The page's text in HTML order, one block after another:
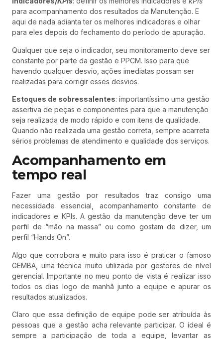
para acompanhamento dos resultados da Manutenção. E
aqui de nada adianta ter os melhores indicadores e olhar
para eles depois do fechamento do período de apuração.
Qualquer que seja o indicador, seu monitoramento deve ser
constante por parte da gestão e PPCM. Isso para que
havendo qualquer desvio, ações imediatas possam ser
realizadas para corrigir esses desvios.
Estoques de sobressalentes: importantíssimo uma gestão
assertiva de peças e componentes para que a manutenção
seja realizada de modo rápido e com itens de qualidade.
Quando não realizada uma gestão correta, sempre acarreta
sérios problemas de atendimento e qualidade dos serviços.
Acompanhamento em
tempo real
Fazer uma gestão por resultados traz consigo uma
necessidade essencial, acompanhamento constante de
indicadores e KPIs. A gestão da manutenção deve ter um
perfil de “mão na massa” ou como gostam de dizer, um
perfil “Hands On”.
Algo que corrobora e muito para isso é praticar o famoso
GEMBA, uma técnica muito utilizada por gestores de nível
gerencial. Importante no meu ponto de vista é realizar isso
todos os dias logo de manhã junto a equipe e apurar os
resultados atualizados.
Claro que essa definição de equipe pode ser atribuída às
pessoas que a gestão acha relevante participar. O ideal é
sempre a participação de toda a equipe, levantar as